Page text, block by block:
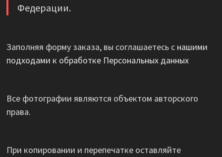
Федерации.
Заполняя форму заказа, вы соглашаетесь с нашими
подходами к обработке Персональных данных
Все фотографии являются объектом авторского
права.
При копировании и перепечатке оставляйте